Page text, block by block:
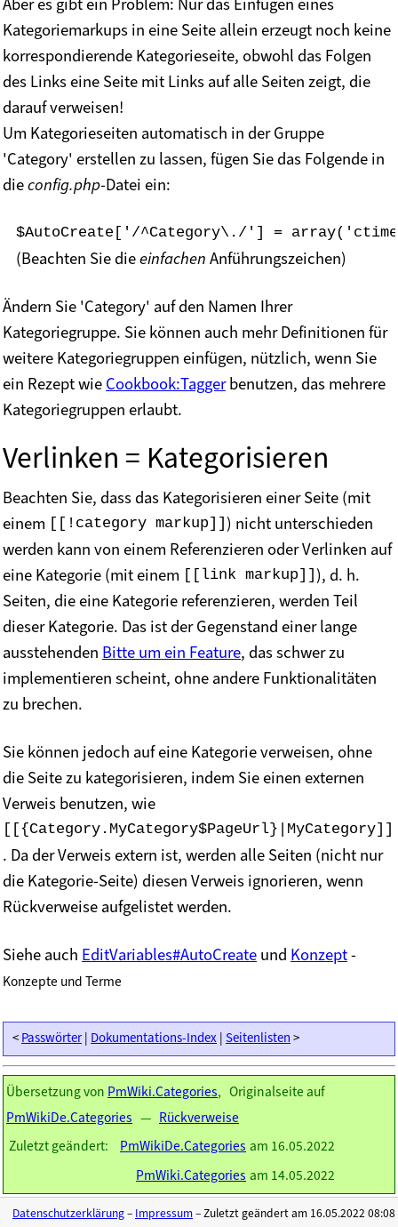
Kategoriemarkups in eine Seite allein erzeugt noch keine
korrespondierende Kategorieseite, obwohl das Folgen
des Links eine Seite mit Links auf alle Seiten zeigt, die
darauf verweisen!
Um Kategorieseiten automatisch in der Gruppe
'Category' erstellen zu lassen, fügen Sie das Folgende in
dieconfig.php-Datei ein:
$AutoCreate['/^Category\./'] =
(Beachten Sie dieeinfachen Anführungszeichen)
Ändern Sie 'Category' auf den Namen Ihrer
Kategoriegruppe. Sie können auch mehr Definitionen für
weitere Kategoriegruppen einfügen, nützlich, wenn Sie
ein Rezept wie Cookbook:Taggerbenutzen, das mehrere
Kategoriegruppen erlaubt.
Verlinken = Kategorisieren
Beachten Sie, dass das Kategorisieren einer Seite (mit
einem [[!category markup]] ) nicht unterschieden
werden kann von einem Referenzieren oder Verlinken auf
eine Kategorie (mit einem [[link markup]] ), d. h.
Seiten, die eine Kategorie referenzieren, werden Teil
dieser Kategorie. Das ist der Gegenstand einer lange
ausstehenden Bitte um ein Feature, das schwer zu
implementieren scheint, ohne andere Funktionalitäten
zu brechen.
Sie können jedoch auf eine Kategorie verweisen, ohne
die Seite zu kategorisieren, indem Sie einen externen
Verweis benutzen, wie
[[{Category.MyCategory$PageUrl}|MyCategory]]
. Da der Verweis extern ist, werden alle Seiten (nicht nur
die Kategorie-Seite) diesen Verweis ignorieren, wenn
Rückverweise aufgelistet werden.
Siehe auch EditVariables#AutoCreate und Konzept-
Konzepte und Terme
< Passwörter| Dokumentations-Index | Seitenlisten >
Übersetzung von PmWiki.Categories, Originalseite auf
PmWikiDe.Categories — Rückverweise
Zuletzt geändert:
PmWikiDe.Categories am 16.05.2022
PmWiki.Categories am 14.05.2022
Datenschutzerklärung– Impressum– Zuletzt geändert am 16.05.2022 08:08